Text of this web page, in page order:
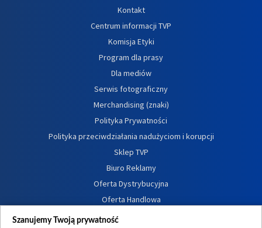
Kontakt
Centrum informacji TVP
Komisja Etyki
Program dla prasy
Dla mediów
Serwis fotograficzny
Merchandising (znaki)
Polityka Prywatności
Polityka przeciwdziałania nadużyciom i korupcji
Sklep TVP
Biuro Reklamy
Oferta Dystrybucyjna
Oferta Handlowa
Dostępność
Szanujemy Twoją prywatność